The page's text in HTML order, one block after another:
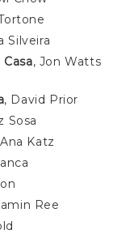
Silveira
, Jon Watts
, David Prior
Sosa
Katz
Ree